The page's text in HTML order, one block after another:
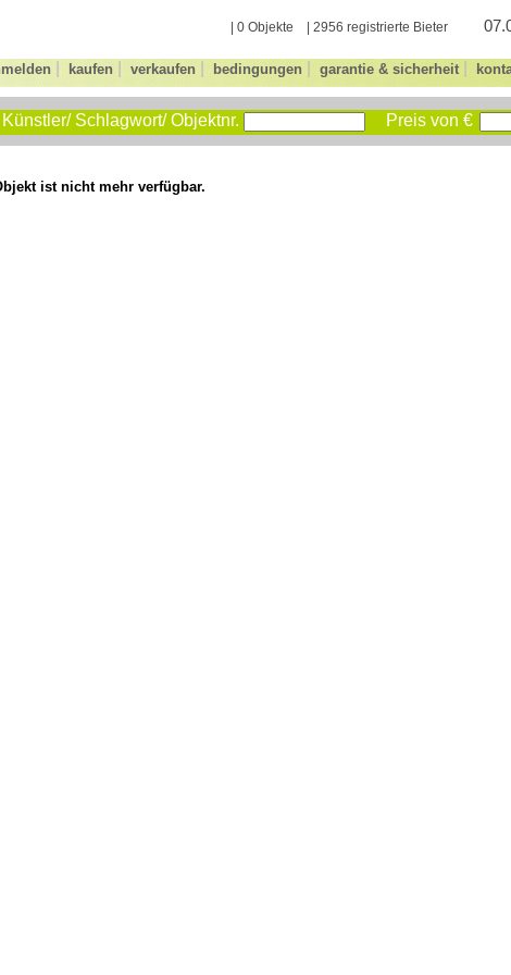
| 0 Objekte | 2956 registrierte Bieter
kaufen verkaufen bedingungen garantie & sicherheit
Künstler/ Schlagwort/ Objektnr. Preis von €
ist nicht mehr verfügbar.